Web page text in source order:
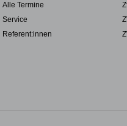
Alle Termine
Service
Referent:innen